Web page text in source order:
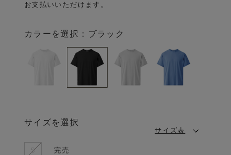
カラーを選択：ブラック
サイズを選択
サイズ表
S 完売
お支払いいただけます。